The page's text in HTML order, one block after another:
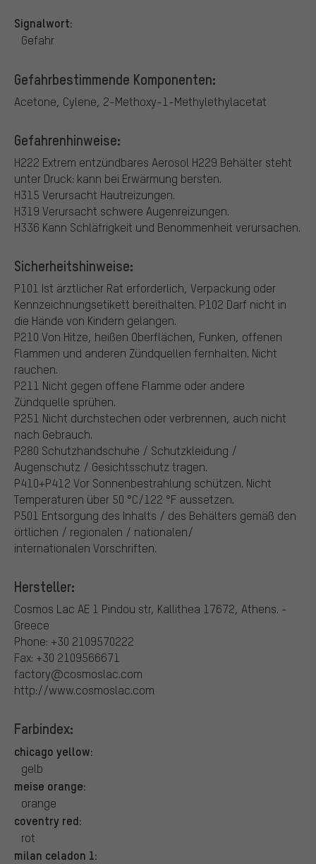
Signalwort:
Gefahr
Gefahrbestimmende Komponenten:
Acetone, Cylene, 2-Methoxy-1-Methylethylacetat
Gefahrenhinweise:
H222 Extrem entzündbares Aerosol H229 Behälter steht
unter Druck: kann bei Erwärmung bersten.
H315 Verursacht Hautreizungen.
H319 Verursacht schwere Augenreizungen.
H336 Kann Schläfrigkeit und Benommenheit verursachen.
Sicherheitshinweise:
P101 Ist ärztlicher Rat erforderlich, Verpackung oder
Kennzeichnungsetikett bereithalten. P102 Darf nicht in
die Hände von Kindern gelangen.
P210 Von Hitze, heißen Oberflächen, Funken, offenen
Flammen und anderen Zündquellen fernhalten. Nicht
rauchen.
P211 Nicht gegen offene Flamme oder andere
Zündquelle sprühen.
P251 Nicht durchstechen oder verbrennen, auch nicht
nach Gebrauch.
P280 Schutzhandschuhe / Schutzkleidung /
Augenschutz / Gesichtsschutz tragen.
P410+P412 Vor Sonnenbestrahlung schützen. Nicht
Temperaturen über 50 °C/122 °F aussetzen.
P501 Entsorgung des Inhalts / des Behälters gemäß den
örtlichen / regionalen / nationalen/
internationalen Vorschriften.
Hersteller:
Cosmos Lac AE 1 Pindou str, Kallithea 17672, Athens. -
Greece
Phone: +30 2109570222
Fax: +30 2109566671
factory@cosmoslac.com
http://www.cosmoslac.com
Farbindex:
chicago yellow:
gelb
meise orange:
orange
coventry red:
rot
milan celadon 1: